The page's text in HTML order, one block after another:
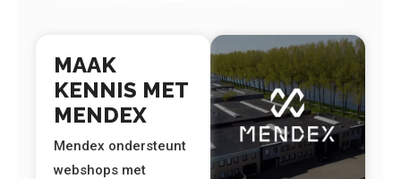
MAAK
KENNIS MET
MENDEX
Mendex ondersteunt
webshops met